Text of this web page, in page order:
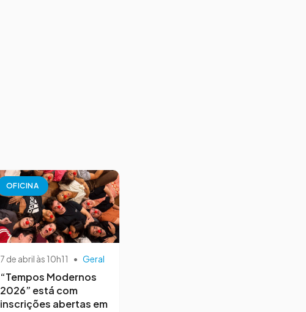
OFICINA
7 de abril às 10h11 • Geral
“Tempos Modernos
2026” está com
inscrições abertas em